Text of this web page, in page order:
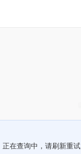
正在查询中，请刷新重试